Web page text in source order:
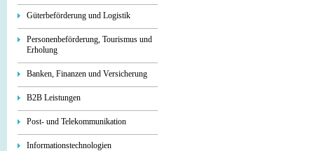
Güterbeförderung und Logistik
Personenbeförderung, Tourismus und
Erholung
Banken, Finanzen und Versicherung
B2B Leistungen
Post- und Telekommunikation
Informationstechnologien